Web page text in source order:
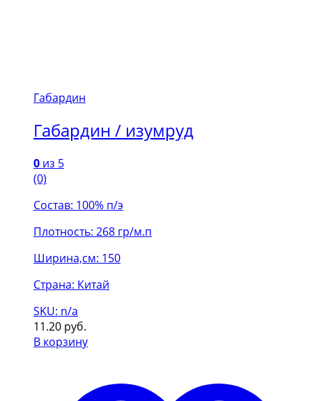
Габардин
Габардин / изумруд
0 из 5
(0)
Состав: 100% п/э
Плотность: 268 гр/м.п
Ширина,см: 150
Страна: Китай
SKU: n/a
11.20 руб.
В корзину